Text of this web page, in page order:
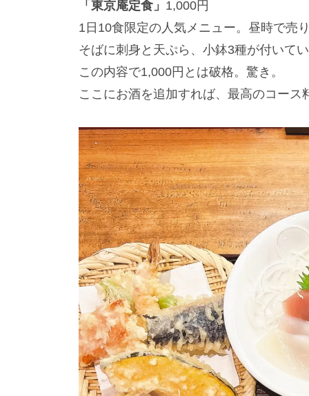
「東京庵定食」 1,000円
1日10食限定の人気メニュー。昼時で売り
そばに刺身と天ぷら、小鉢3種が付いて
この内容で1,000円とは破格。驚き。
ここにお酒を追加すれば、最高のコース